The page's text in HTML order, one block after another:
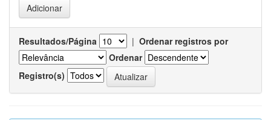
Resultados/Página | Ordenar registros por
Ordenar
Registro(s)